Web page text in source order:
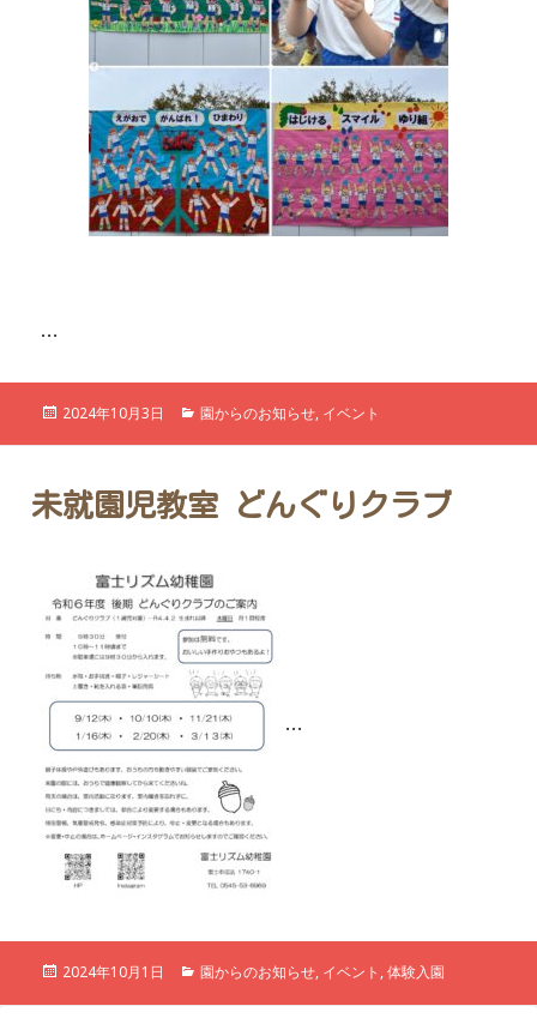
…
投
2024年10月3日
カ
ー
園からのお知らせ, イベント
未就園児教室 どんぐりクラブ
…
投
2024年10月1日
カ
園からのお知らせ, イベント,体験入園